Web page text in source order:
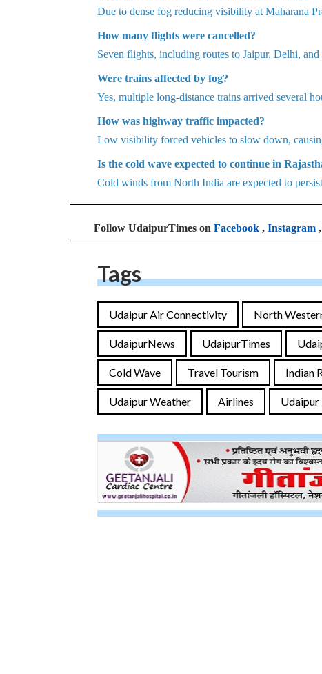
Due to dense fog reducing visibility at Maharana
How many flights were cancelled?
Seven flights, including routes to Jaipur, Delhi,
Were trains affected by fog?
Yes, multiple long-distance trains arrived several
How was highway traffic impacted?
Low visibility forced vehicles to slow down,
Is the cold wave expected to continue in
Cold winds from North India are expected to
Follow UdaipurTimes on Facebook , Instagram
Tags
Udaipur Air Connectivity North
UdaipurNews UdaipurTimes
Cold Wave Travel Tourism Indian
Udaipur Weather Airlines Udaipur